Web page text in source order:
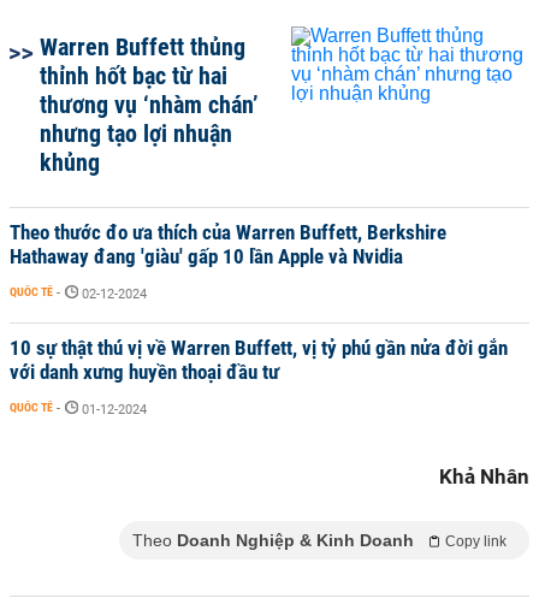
Warren Buffett thủng
thỉnh hốt bạc từ hai
thương vụ ‘nhàm chán’
nhưng tạo lợi nhuận
khủng
Theo thước đo ưa thích của Warren Buffett, Berkshire
Hathaway đang 'giàu' gấp 10 lần Apple và Nvidia
QUỐC TẾ - 02-12-2024
10 sự thật thú vị về Warren Buffett, vị tỷ phú gần nửa đời gắn
với danh xưng huyền thoại đầu tư
QUỐC TẾ - 01-12-2024
Khả Nhân
Theo Doanh Nghiệp & Kinh Doanh Copy link